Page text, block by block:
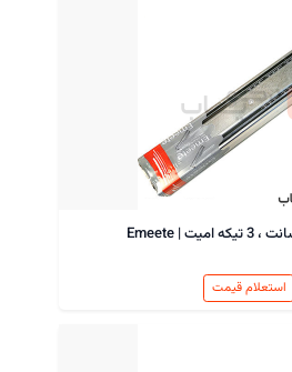
استعلام قیمت